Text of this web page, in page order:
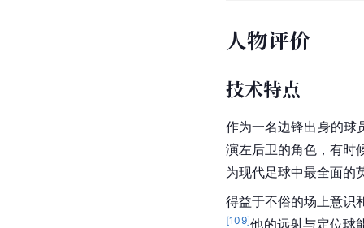
人物评价
技术特点
作为一名边锋出身的球
演左后卫的角色，有时
为现代足球中最全面的
得益于不俗的场上意识
[109]他的远射与定位球